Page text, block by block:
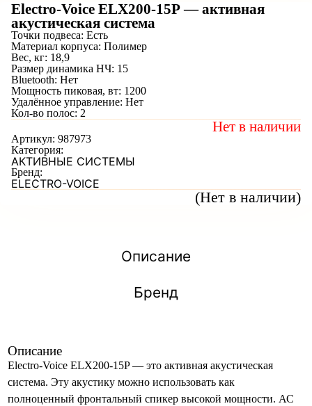
Electro-Voice ELX200-15P — активная
акустическая система
(Нет в наличии)
Точки подвеса: Есть
Материал корпуса: Полимер
Вес, кг: 18,9
Размер динамика НЧ: 15
Bluetooth: Нет
Мощность пиковая, вт: 1200
Удалённое управление: Нет
Кол-во полос: 2
Нет в наличии
Артикул: 987973
Категория:
АКТИВНЫЕ СИСТЕМЫ
Бренд:
ELECTRO-VOICE
Описание
Бренд
Описание
Electro-Voice ELX200-15P — это активная акустическая
система. Эту акустику можно использовать как
полноценный фронтальный спикер высокой мощности. АС